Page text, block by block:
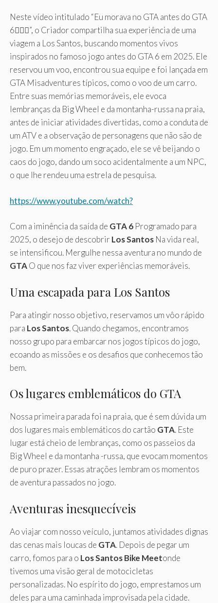
Neste vídeo intitulado “Eu morava no GTA antes do GTA
6🤦🏽‍♀️”, o Criador compartilha sua experiência de uma
viagem a Los Santos, buscando momentos vivos
inspirados no famoso jogo antes do GTA 6 em 2025. Ele
reservou um voo, encontrou sua equipe e foi lançada em
GTA Misadventures típicos, como o voo de um carro.
Entre suas memórias memoráveis, ele evoca
lembranças da Big Wheel e da montanha-russa na praia,
antes de iniciar atividades divertidas, como a conduta de
um ATV e a observação de personagens que não são de
jogo. Em um momento engraçado, ele se vê beijando o
caos do jogo, dando um soco acidentalmente a um NPC,
o que lhe rendeu uma estrela de pesquisa.
https://www.youtube.com/watch?
Com a iminência da saída de GTA 6 Programado para
2025, o desejo de descobrir Los Santos Na vida real,
se intensificou. Mergulhe nessa aventura no mundo de
GTAO que nos faz viver experiências memoráveis.
Uma escapada para Los Santos
Para atingir nosso objetivo, reservamos um vôo rápido
para Los Santos. Quando chegamos, encontramos
nosso grupo para embarcar nos jogos típicos do jogo,
ecoando as missões e os desafios que conhecemos tão
bem.
Os lugares emblemáticos do GTA
Nossa primeira parada foi na praia, que é sem dúvida um
dos lugares mais emblemáticos do cartão GTA. Este
lugar está cheio de lembranças, como os passeios da
Big Wheel e da montanha -russa, que evocam momentos
de puro prazer. Essas atrações lembram os momentos
de aventura passados ​​no jogo.
Aventuras inesquecíveis
Ao viajar com nosso veículo, juntamos atividades dignas
das cenas mais loucas de GTA. Depois de pegar um
carro, fomos para o Los Santos Bike Meetonde
tivemos uma visão geral de motocicletas
personalizadas. No espírito do jogo, emprestamos um
deles para uma caminhada improvisada pela cidade.